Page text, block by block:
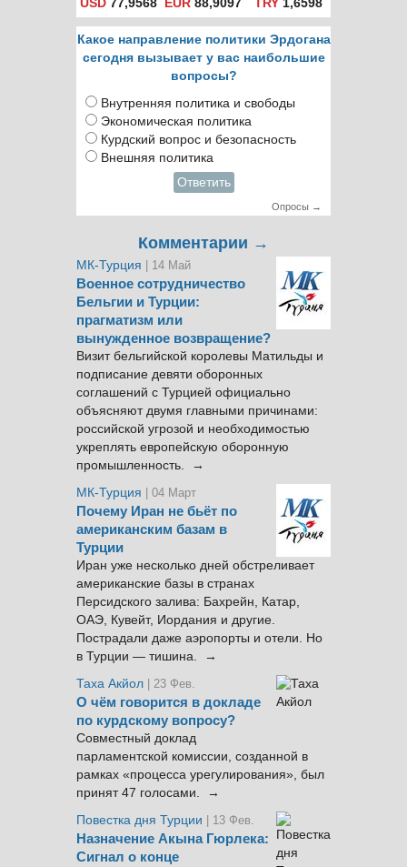
USD 77,9568 EUR 88,9097 TRY 1,6598
Какое направление политики Эрдогана
сегодня вызывает у вас наибольшие
вопросы?
Внутренняя политика и свободы
Экономическая политика
Курдский вопрос и безопасность
Внешняя политика
Ответить
Опросы →
Комментарии →
МК-Турция | 14 Май
Военное сотрудничество
Бельгии и Турции:
прагматизм или
вынужденное возвращение?
Визит бельгийской королевы Матильды и
подписание девяти оборонных
соглашений с Турцией официально
объясняют двумя главными причинами:
российской угрозой и необходимостью
укреплять европейскую оборонную
промышленность. →
МК-Турция
| 04 Март
Почему Иран не бьёт по
американским базам в
Турции
Иран уже несколько дней обстреливает
американские базы в странах
Персидского залива: Бахрейн, Катар,
ОАЭ, Кувейт, Иордания и другие.
Пострадали даже аэропорты и отели. Но
в Турции — тишина. →
Таха Акйол | 23 Фев.
О чём говорится в докладе
по курдскому вопросу?
Совместный доклад
парламентской комиссии, созданной в
рамках «процесса урегулирования», был
принят 47 голосами. →
Повестка дня Турции
| 13 Фев.
Назначение Акына Гюрлека:
Сигнал о конце